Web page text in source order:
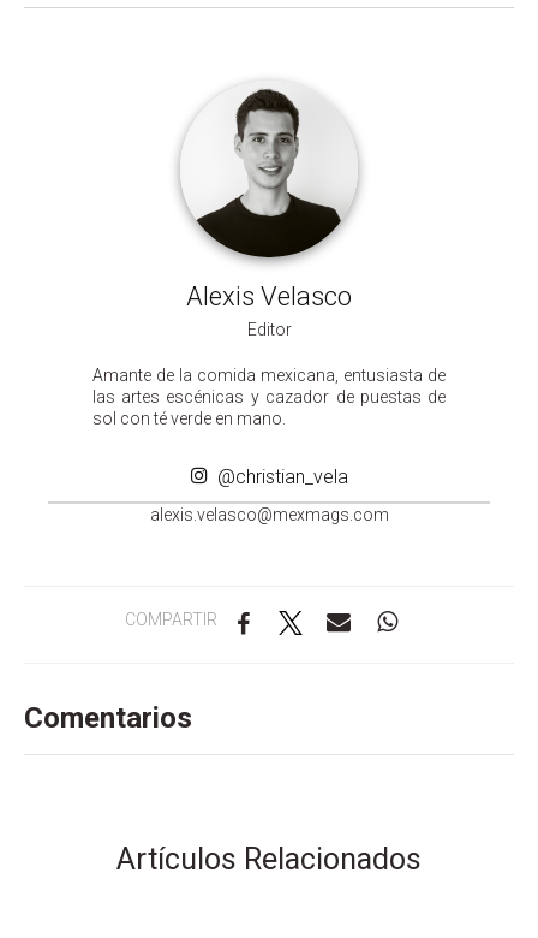
Alexis Velasco
Editor
Amante de la comida mexicana, entusiasta de
las artes escénicas y cazador de puestas de
sol con té verde en mano.
@christian_vela
moc.s
gamxe
m@ocs
alev.
sixel
a
COMPARTIR
Comentarios
Artículos Relacionados